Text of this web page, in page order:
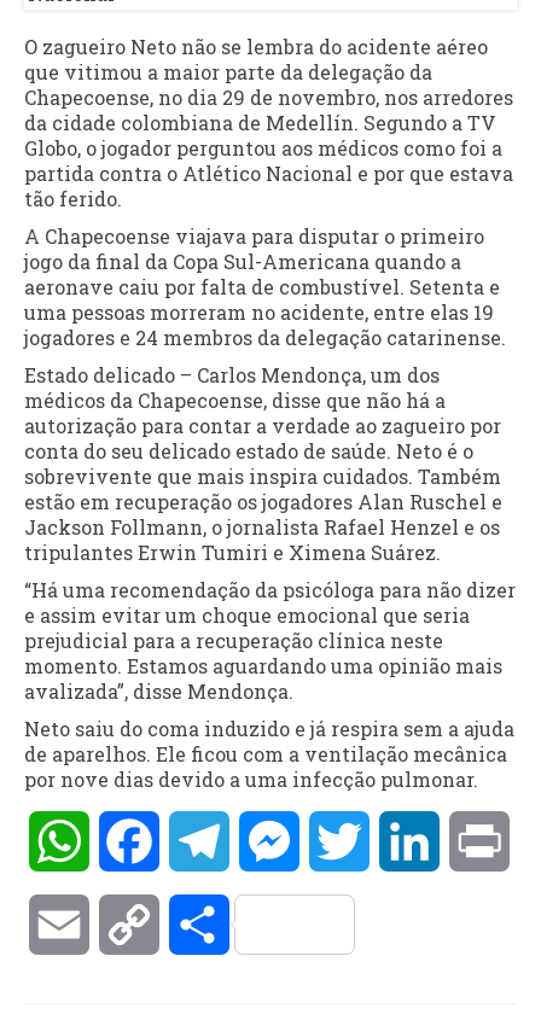
O zagueiro Neto não se lembra do acidente aéreo
que vitimou a maior parte da delegação da
Chapecoense, no dia 29 de novembro, nos arredores
da cidade colombiana de Medellín. Segundo a TV
Globo, o jogador perguntou aos médicos como foi a
partida contra o Atlético Nacional e por que estava
tão ferido.
A Chapecoense viajava para disputar o primeiro
jogo da final da Copa Sul-Americana quando a
aeronave caiu por falta de combustível. Setenta e
uma pessoas morreram no acidente, entre elas 19
jogadores e 24 membros da delegação catarinense.
Estado delicado – Carlos Mendonça, um dos
médicos da Chapecoense, disse que não há a
autorização para contar a verdade ao zagueiro por
conta do seu delicado estado de saúde. Neto é o
sobrevivente que mais inspira cuidados. Também
estão em recuperação os jogadores Alan Ruschel e
Jackson Follmann, o jornalista Rafael Henzel e os
tripulantes Erwin Tumiri e Ximena Suárez.
“Há uma recomendação da psicóloga para não dizer
e assim evitar um choque emocional que seria
prejudicial para a recuperação clínica neste
momento. Estamos aguardando uma opinião mais
avalizada”, disse Mendonça.
Neto saiu do coma induzido e já respira sem a ajuda
de aparelhos. Ele ficou com a ventilação mecânica
por nove dias devido a uma infecção pulmonar.
WhatsAppFacebookTelegramMessengerTwitter LinkedIn
Email Copy Compartilhar